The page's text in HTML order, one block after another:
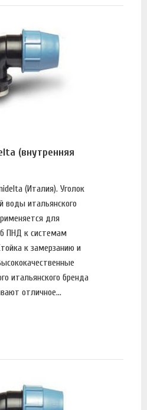
(внутренняя
(Италия). Уголок
воды итальянского
для
ПНД к системам
к замерзанию и
итальянского бренда
отличное...